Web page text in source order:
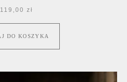
119,00 zł
DO KOSZYKA